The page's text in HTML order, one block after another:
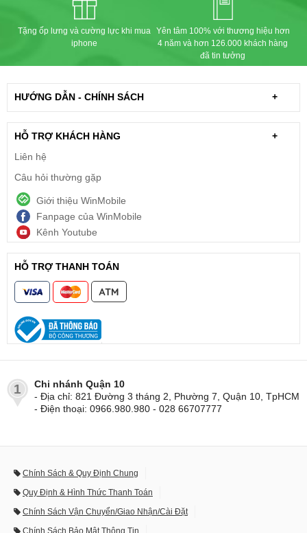
Tặng ốp lưng và cường lực khi mua
iphone
Yên tâm 100% với thương hiệu hơn
4 năm và hơn 126.000 khách hàng
đã tin tưởng
HƯỚNG DẪN - CHÍNH SÁCH +
HỖ TRỢ KHÁCH HÀNG
+
Liên hệ
Câu hỏi thường gặp
Giới thiệu WinMobile
Fanpage của WinMobile
Kênh Youtube
HỖ TRỢ THANH TOÁN
1
Chi nhánh Quận 10
- Địa chỉ: 821 Đường 3 tháng 2, Phường 7, Quận 10, TpHCM
- Điện thoại: 0966.980.980 - 028 66707777
Chính Sách & Quy Định Chung
Quy Định & Hình Thức Thanh Toán
Chính Sách Vận Chuyển/Giao Nhận/Cài Đặt